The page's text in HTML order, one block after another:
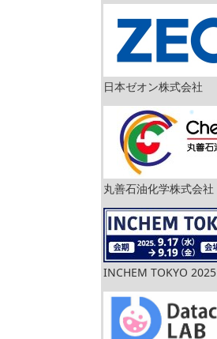
日本ゼオン株式会社
丸善石油化学株式会社
INCHEM TOKYO 2025